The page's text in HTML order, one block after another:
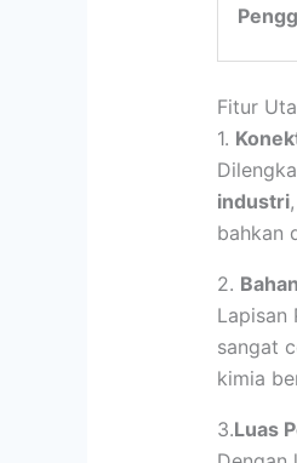
Fitur
1.
industri
bahkan
2.
Lapisan
sangat
kimia
3.Luas